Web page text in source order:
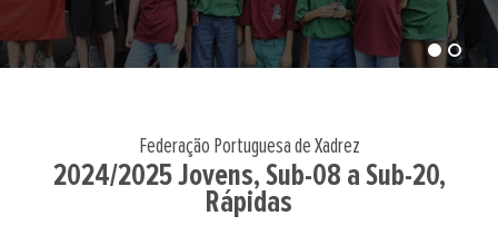
Federação Portuguesa de Xadrez
2024/2025 Jovens, Sub-08 a Sub-20,
Rápidas